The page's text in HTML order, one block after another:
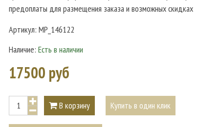
предоплаты для размещения заказа и возможных скидках
Артикул: MP_146122
Наличие: Есть в наличии
17500 руб
В корзину Купить в один клик